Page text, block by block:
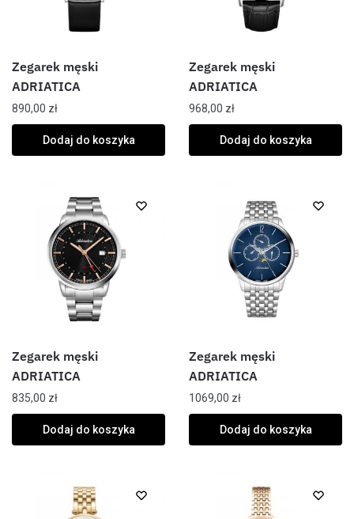
Zegarek męski
ADRIATICA
890,00 zł
Dodaj do koszyka
Zegarek męski
ADRIATICA
968,00 zł
Dodaj do koszyka
Zegarek męski
ADRIATICA
835,00 zł
Dodaj do koszyka
Zegarek męski
ADRIATICA
1069,00 zł
Dodaj do koszyka